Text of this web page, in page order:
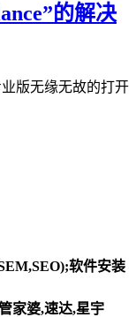
的解决
版无缘无故的打开
软件安装
家婆,速达,星宇